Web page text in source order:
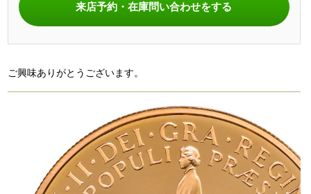
来店予約・在庫問い合わせをする
ご興味ありがとうございます。